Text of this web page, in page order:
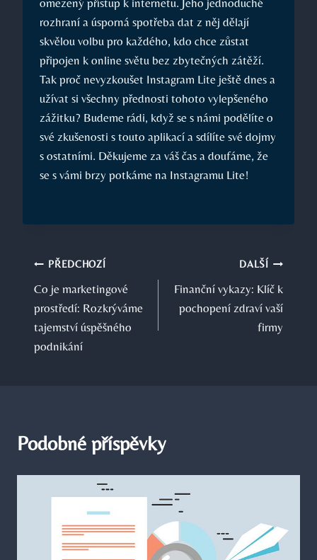
rozhraní a úsporná spotřeba dat z něj dělají
skvělou volbu pro každého, kdo chce zůstat
připojen k online světu bez zbytečných zátěží.
Tak proč nevyzkoušet Instagram Lite ještě dnes a
užívat si všechny přednosti tohoto vylepšeného
zážitku? Budeme rádi, když se s námi podělíte o
své zkušenosti s touto aplikací a sdílíte své dojmy
s ostatními. Děkujeme za váš čas a doufáme, že
se s vámi brzy potkáme na Instagramu Lite!
Navigace
pro
příspěvek
PŘEDCHOZÍ
Co je marketingové
prostředí: Rozkrýváme
tajemství úspěšného
podnikání
DALŠÍ
Finanční vykazy: Klíč k
pochopení zdraví vaší
firmy
Podobné příspěvky